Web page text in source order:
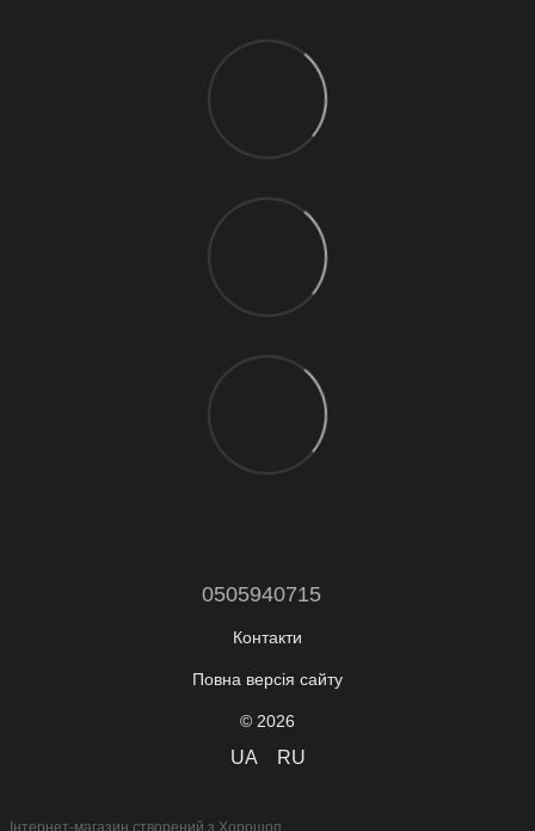
0505940715
Контакти
Повна версія сайту
© 2026
UA RU
Інтернет-магазин створений з Хорошоп